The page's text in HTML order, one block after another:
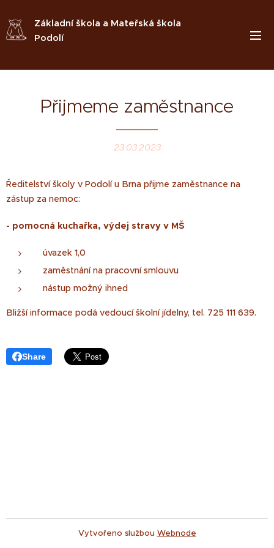
Základní škola a Mateřská škola
Podolí
Přijmeme zaměstnance
23.03.2023
Ředitelství školy v Podolí u Brna přijme zaměstnance na
zástup za nemoc:
- pomocná kuchařka, výdej stravy v MŠ
úvazek 1,0
zaměstnání na pracovní smlouvu
nástup možný ihned
Bližší informace podá vedoucí školní jídelny, tel. 725 111 639.
Share
Vytvořeno službou Webnode